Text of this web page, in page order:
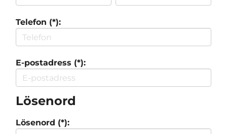
Telefon (*):
E-postadress (*):
Lösenord
Lösenord (*):